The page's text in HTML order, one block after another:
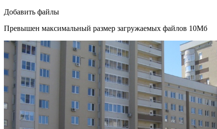
Добавить файлы
Превышен максимальный размер загружаемых файлов 10Мб